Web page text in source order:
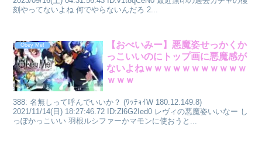
刻やってないよね 何でやらないんだろ 2...
Obey Me!
【おべいみー】悪魔姿せっかくか
っこいいのにトップ画に悪魔感が
ないよねｗｗｗｗｗｗｗｗｗｗｗ
ｗｗｗ
388: 名無しって呼んでいいか？ (ﾜｯﾁｮｲW 180.12.149.8)
2021/11/14(日) 18:27:46.72 ID:Zl6G2Ied0 レヴィの悪魔姿いいなー し
っぽかっこいい 羽根ルシファーかマモンに使おうと...